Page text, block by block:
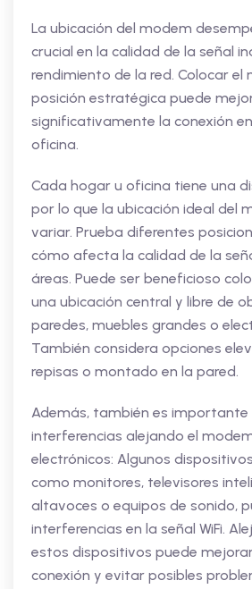
La ubicación del modem
crucial en la calidad de la señal
rendimiento de la red. Colocar el
posición estratégica puede
significativamente la conexión
oficina.
Cada hogar u oficina tiene una
por lo que la ubicación ideal del
variar. Prueba diferentes
cómo afecta la calidad de la
áreas. Puede ser beneficioso
una ubicación central y libre de
paredes, muebles grandes o
También considera opciones
repisas o montado en la pared.
Además, también es
interferencias alejando el
electrónicos: Algunos
como monitores, televisores
altavoces o equipos de sonido,
interferencias en la señal WiFi.
estos dispositivos puede
conexión y evitar posibles